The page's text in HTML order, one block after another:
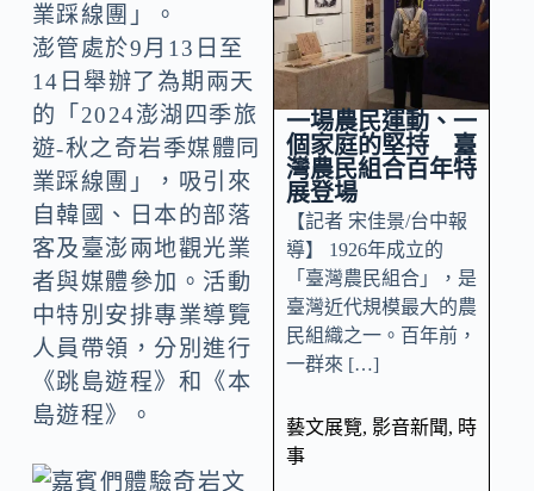
業踩線團」。
澎管處於9月13日至
14日舉辦了為期兩天
的「2024澎湖四季旅
遊-秋之奇岩季媒體同
業踩線團」，吸引來
自韓國、日本的部落
客及臺澎兩地觀光業
者與媒體參加。活動
中特別安排專業導覽
人員帶領，分別進行
《跳島遊程》和《本
島遊程》。
一場農民運動、一
個家庭的堅持 臺
灣農民組合百年特
展登場
【記者 宋佳景/台中報
導】 1926年成立的
「臺灣農民組合」，是
臺灣近代規模最大的農
民組織之一。百年前，
一群來 […]
藝文展覽, 影音新聞, 時
事